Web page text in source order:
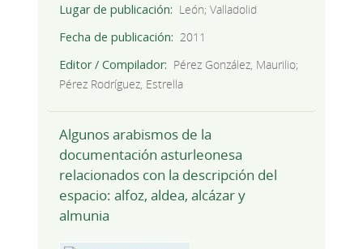
Lugar de publicación
León; Valladolid
Fecha de publicación
2011
Editor / Compilador
Pérez González, Maurilio;
Pérez Rodríguez, Estrella
Algunos arabismos de la
documentación asturleonesa
relacionados con la descripción del
espacio: alfoz, aldea, alcázar y
almunia